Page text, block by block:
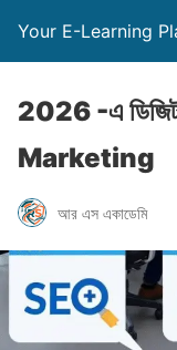
Your E-Learning
2026 -এ
Marketing
আর এস একাডেমি